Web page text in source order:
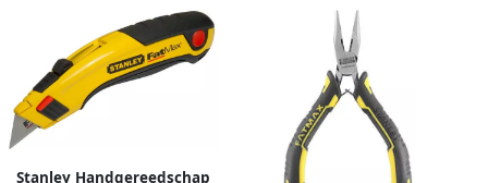
Stanley Handgereedschap